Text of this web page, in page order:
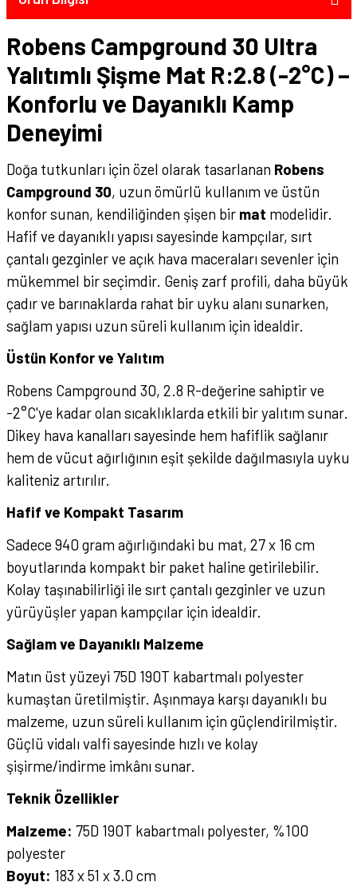
Robens Campground 30 Ultra
Yalıtımlı Şişme Mat R:2.8 (-2°C) –
Konforlu ve Dayanıklı Kamp
Deneyimi
Doğa tutkunları için özel olarak tasarlanan Robens
Campground 30, uzun ömürlü kullanım ve üstün
konfor sunan, kendiliğinden şişen bir mat modelidir.
Hafif ve dayanıklı yapısı sayesinde kampçılar, sırt
çantalı gezginler ve açık hava maceraları sevenler için
mükemmel bir seçimdir. Geniş zarf profili, daha büyük
çadır ve barınaklarda rahat bir uyku alanı sunarken,
sağlam yapısı uzun süreli kullanım için idealdir.
Üstün Konfor ve Yalıtım
Robens Campground 30, 2.8 R-değerine sahiptir ve
-2°C'ye kadar olan sıcaklıklarda etkili bir yalıtım sunar.
Dikey hava kanalları sayesinde hem hafiflik sağlanır
hem de vücut ağırlığının eşit şekilde dağılmasıyla uyku
kaliteniz artırılır.
Hafif ve Kompakt Tasarım
Sadece 940 gram ağırlığındaki bu mat, 27 x 16 cm
boyutlarında kompakt bir paket haline getirilebilir.
Kolay taşınabilirliği ile sırt çantalı gezginler ve uzun
yürüyüşler yapan kampçılar için idealdir.
Sağlam ve Dayanıklı Malzeme
Matın üst yüzeyi 75D 190T kabartmalı polyester
kumaştan üretilmiştir. Aşınmaya karşı dayanıklı bu
malzeme, uzun süreli kullanım için güçlendirilmiştir.
Güçlü vidalı valfi sayesinde hızlı ve kolay
şişirme/indirme imkânı sunar.
Teknik Özellikler
Malzeme: 75D 190T kabartmalı polyester, %100
polyester
Boyut: 183 x 51 x 3.0 cm